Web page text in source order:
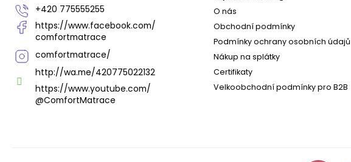
+420 775555255
https://www.facebook.com/
comfortmatrace
comfortmatrace/
http://wa.me/420775022132
https://www.youtube.com/
@ComfortMatrace
O nás
Obchodní podmínky
Podmínky ochrany osobních údajů
Nákup na splátky
Certifikaty
Velkoobchodní podmínky pro B2B